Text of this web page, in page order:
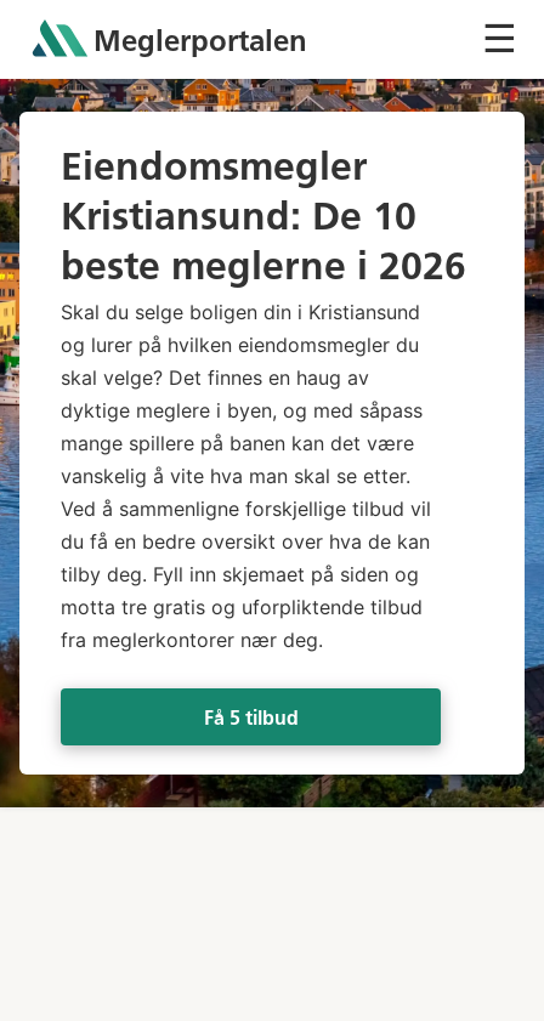
Meglerportalen ☰
Eiendomsmegler
Kristiansund: De 10
beste meglerne i 2026
Skal du selge boligen din i Kristiansund
og lurer på hvilken eiendomsmegler du
skal velge? Det finnes en haug av
dyktige meglere i byen, og med såpass
mange spillere på banen kan det være
vanskelig å vite hva man skal se etter.
Ved å sammenligne forskjellige tilbud vil
du få en bedre oversikt over hva de kan
tilby deg. Fyll inn skjemaet på siden og
motta tre gratis og uforpliktende tilbud
fra meglerkontorer nær deg.
Få 5 tilbud